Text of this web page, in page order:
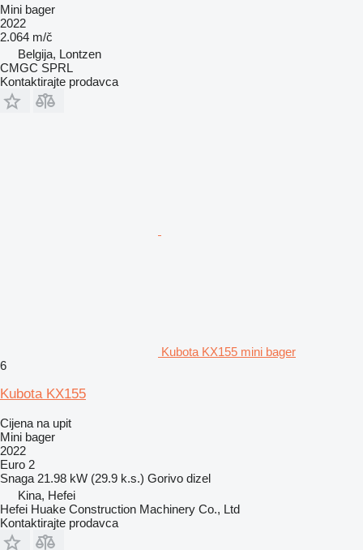
Mini bager
2022
2.064 m/č
Belgija, Lontzen
CMGC SPRL
Kontaktirajte prodavca
Kubota KX155 mini bager
6
Kubota KX155
Cijena na upit
Mini bager
2022
Euro 2
Snaga 21.98 kW (29.9 k.s.) Gorivo dizel
Kina, Hefei
Hefei Huake Construction Machinery Co., Ltd
Kontaktirajte prodavca